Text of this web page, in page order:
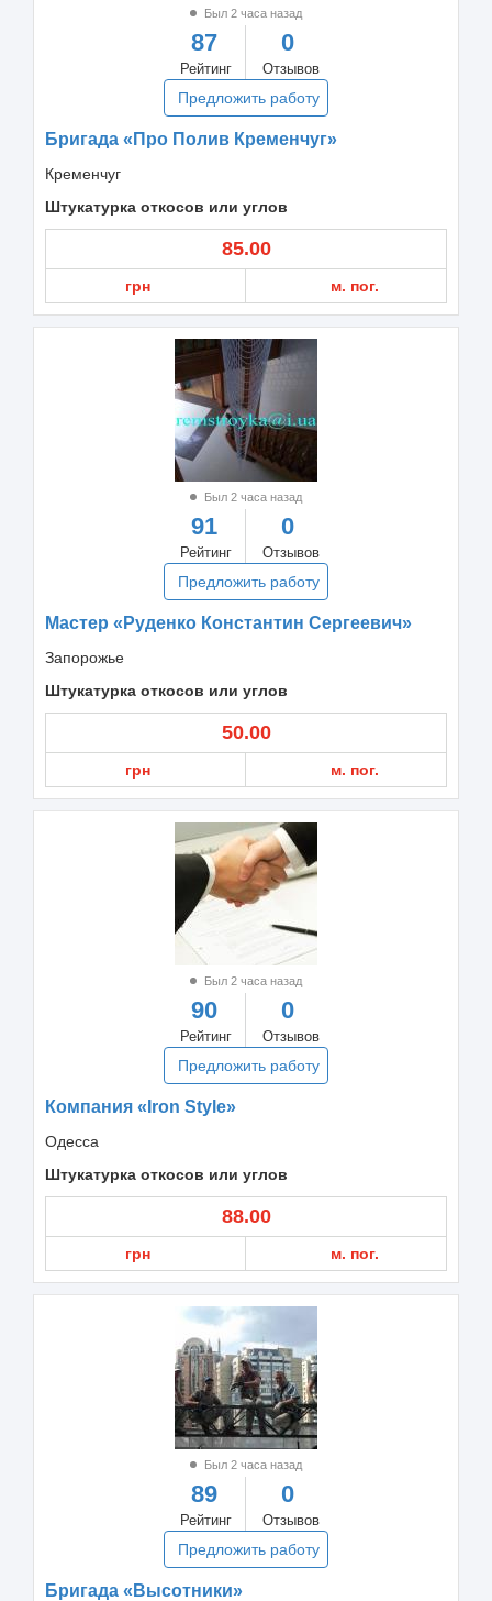
Был 2 часа назад
87
Рейтинг
0
Отзывов
Предложить работу
Бригада «Про Полив Кременчуг»
Кременчуг
Штукатурка откосов или углов
85.00
грн м. пог.
Был 2 часа назад
91
Рейтинг
0
Отзывов
Предложить работу
Мастер «Руденко Константин Сергеевич»
Запорожье
Штукатурка откосов или углов
50.00
грн м. пог.
Был 2 часа назад
90
Рейтинг
0
Отзывов
Предложить работу
Компания «Iron Style»
Одесса
Штукатурка откосов или углов
88.00
грн м. пог.
Был 2 часа назад
89
Рейтинг
0
Отзывов
Предложить работу
Бригада «Высотники»